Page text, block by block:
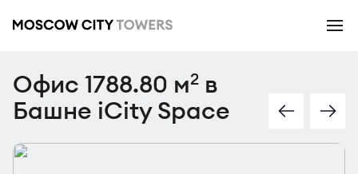
Офис 1788.80 м2 в
Башне iCity Space